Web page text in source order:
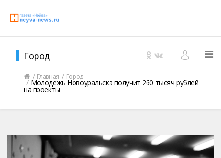
Город
Главная Город
Молодежь Новоуральска получит 260 тысяч рублей
на проекты